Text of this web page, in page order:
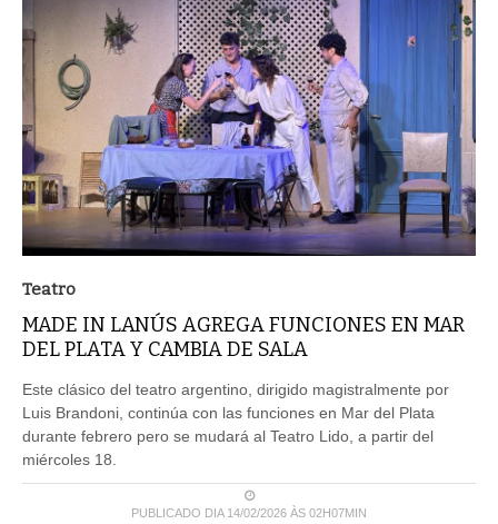
Teatro
MADE IN LANÚS AGREGA FUNCIONES EN MAR
DEL PLATA Y CAMBIA DE SALA
Este clásico del teatro argentino, dirigido magistralmente por
Luis Brandoni, continúa con las funciones en Mar del Plata
durante febrero pero se mudará al Teatro Lido, a partir del
miércoles 18.
PUBLICADO DIA 14/02/2026 ÀS 02H07MIN